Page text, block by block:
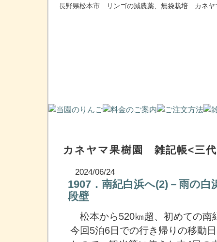
長野県松本市 リンゴの減農薬、無袋栽培 カネヤ
カネヤマ果樹園 雑記帳<三
2024/06/24
1907．南紀白浜へ(2)－雨の白
段壁
松本から520㎞超、初めての南
今回5泊6日での行き帰りの移動